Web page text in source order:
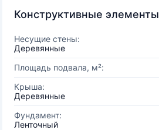
Конструктивные элементы
Несущие стены:
Деревянные
Площадь подвала, м²:
Крыша:
Деревянные
Фундамент:
Ленточный